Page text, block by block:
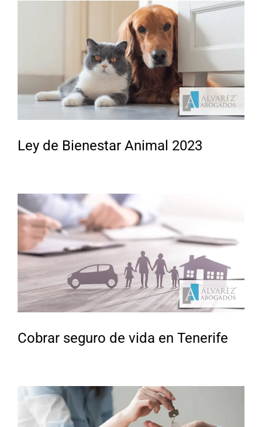
Ley de Bienestar Animal 2023
Cobrar seguro de vida en Tenerife